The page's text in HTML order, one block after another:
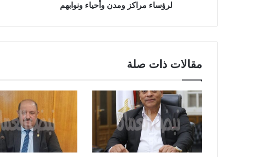
لرؤساء مراكز ومدن وأحياء ونوابهم
مقالات ذات صلة